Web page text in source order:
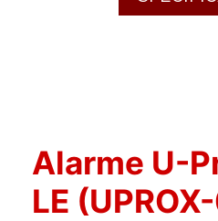
Alarme U-
LE